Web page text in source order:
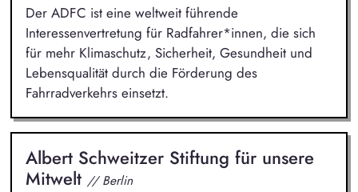
Der ADFC ist eine weltweit führende
Interessenvertretung für Radfahrer*innen, die sich
für mehr Klimaschutz, Sicherheit, Gesundheit und
Lebensqualität durch die Förderung des
Fahrradverkehrs einsetzt.
Albert Schweitzer Stiftung für unsere
Mitwelt // Berlin